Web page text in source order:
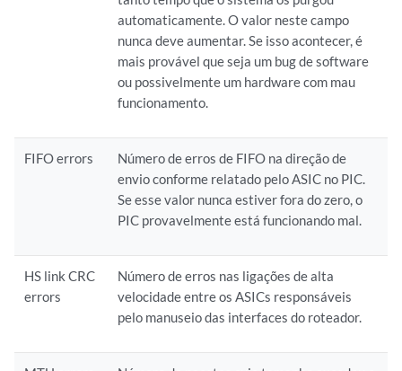
automaticamente. O valor neste campo
nunca deve aumentar. Se isso acontecer, é
mais provável que seja um bug de software
ou possivelmente um hardware com mau
funcionamento.
FIFO errors
Número de erros de FIFO na direção de
envio conforme relatado pelo ASIC no PIC.
Se esse valor nunca estiver fora do zero, o
PIC provavelmente está funcionando mal.
HS link CRC
errors
Número de erros nas ligações de alta
velocidade entre os ASICs responsáveis
pelo manuseio das interfaces do roteador.